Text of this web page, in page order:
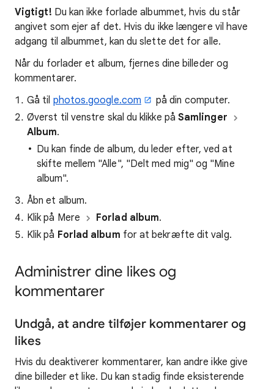
Vigtigt! Du kan ikke forlade albummet, hvis du står
angivet som ejer af det. Hvis du ikke længere vil have
adgang til albummet, kan du slette det for alle.
Når du forlader et album, fjernes dine billeder og
kommentarer.
Gå til photos.google.com
på din computer.
Øverst til venstre skal du klikke på Samlinger
Album.
Du kan finde de album, du leder efter, ved at
skifte mellem "Alle", "Delt med mig" og "Mine
album".
Åbn et album.
Klik på Mere
Forlad album.
Klik på Forlad album for at bekræfte dit valg.
Administrer dine likes og
kommentarer
Undgå, at andre tilføjer kommentarer og
likes
Hvis du deaktiverer kommentarer, kan andre ikke give
dine billeder et like. Du kan stadig finde eksisterende